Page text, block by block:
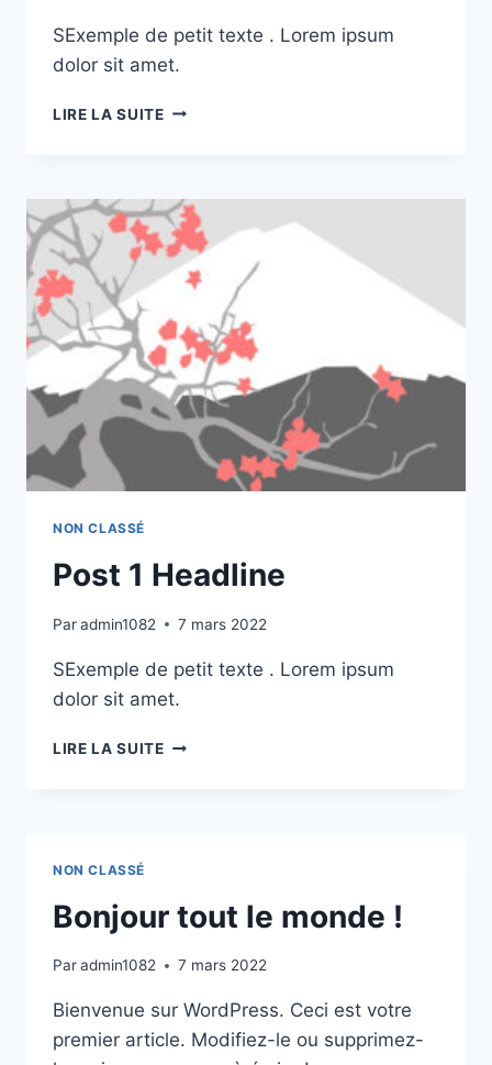
SExemple de petit texte . Lorem ipsum
dolor sit amet.
LIRE LA SUITEPOST
NON CLASSÉ
Post 1 Headline
Paradmin1082 7 mars 2022
SExemple de petit texte . Lorem ipsum
dolor sit amet.
LIRE LA SUITEPOST
NON CLASSÉ
Bonjour tout le monde !
Paradmin1082 7 mars 2022
Bienvenue sur WordPress. Ceci est votre
premier article. Modifiez-le ou supprimez-